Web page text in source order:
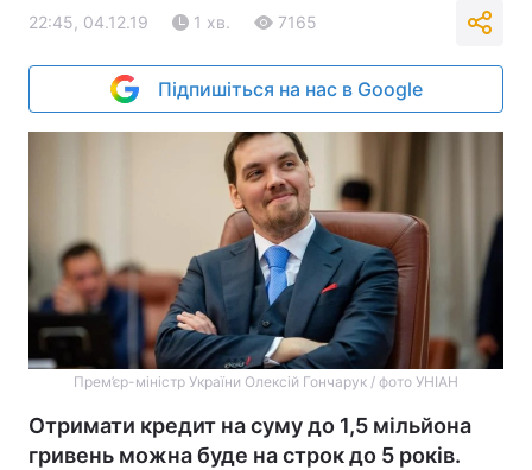
22:45, 04.12.19 1 хв. 7165
Підпишіться на нас в Google
Прем’єр-міністр України Олексій Гончарук / фото УНІАН
Отримати кредит на суму до 1,5 мільйона
гривень можна буде на строк до 5 років.